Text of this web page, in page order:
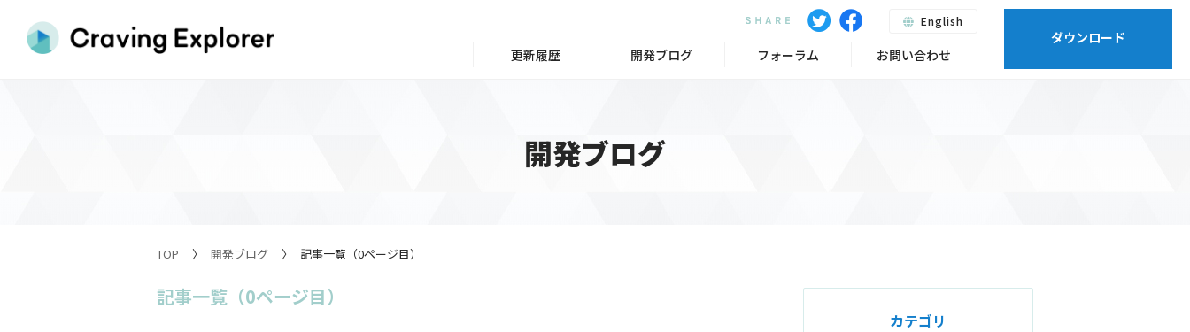
開発ブログ
TOP 開発ブログ 記事一覧（0ページ目）
記事一覧（0ページ目）
カテゴリ
ダウンロード
English
更新履歴 開発ブログ フォーラム お問い合わせ